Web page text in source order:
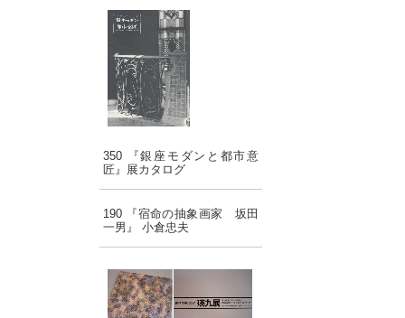
350 『銀座モダンと都市意
匠』展カタログ
190 『宿命の抽象画家 坂田
一男』 小倉忠夫